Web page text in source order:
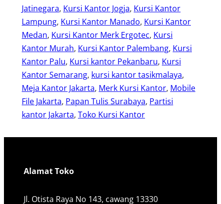
Jatinegara, Kursi Kantor Jogja, Kursi Kantor
Lampung, Kursi Kantor Manado, Kursi Kantor
Medan, Kursi Kantor Merk Ergotec, Kursi
Kantor Murah, Kursi Kantor Palembang, Kursi
Kantor Palu, Kursi kantor Pekanbaru, Kursi
Kantor Semarang, kursi kantor tasikmalaya
Meja Kantor Jakarta, Merk Kursi Kantor, Mobile
File Jakarta, Papan Tulis Surabaya, Partisi
kantor Jakarta, Toko Kursi Kantor
Alamat Toko
Jl. Otista Raya No 143, cawang 13330